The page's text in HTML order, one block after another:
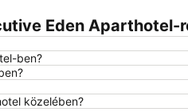
Eden Aparthotel-
ben?
közelében?